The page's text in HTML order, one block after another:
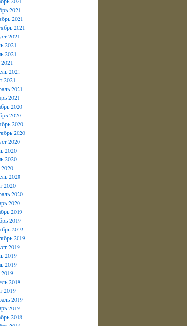
2021
2021
2021
2021
2021
2021
2021
2021
2021
2021
2020
2020
2020
2020
2020
2020
2020
2020
2020
2020
2020
2019
2019
2019
2019
2019
2019
2019
2019
2019
2019
2019
2018